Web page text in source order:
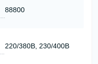
88800
220/380В, 230/400В